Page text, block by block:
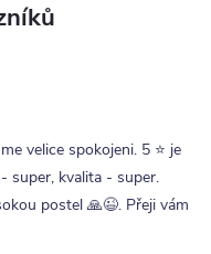
velice spokojeni. 5 ⭐ je
super, kvalita - super.
postel 🙏😉. Přeji vám